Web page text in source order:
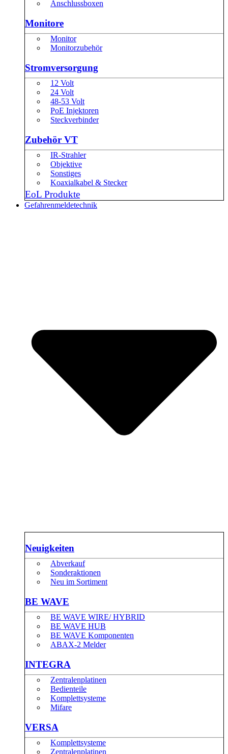
Anschlussboxen
Monitore
Monitor
Monitorzubehör
Stromversorgung
12 Volt
24 Volt
48-53 Volt
PoE Injektoren
Steckverbinder
Zubehör VT
IR-Strahler
Objektive
Sonstiges
Koaxialkabel & Stecker
EoL Produkte
Gefahrenmeldetechnik
Neuigkeiten
Abverkauf
Sonderaktionen
Neu im Sortiment
BE WAVE
BE WAVE WIRE/ HYBRID
BE WAVE HUB
BE WAVE Komponenten
ABAX-2 Melder
INTEGRA
Zentralenplatinen
Bedienteile
Komplettsysteme
Mifare
VERSA
Komplettsysteme
Zentralenplatinen